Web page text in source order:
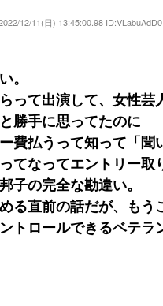
12/11(日) 13:45:00.98 ID:VLabuAdD0
。
って出演して、女性芸
勝手に思ってたのに
費払うって知って「聞
てなってエントリー取
子の完全な勘違い。
る直前の話だが、もう
トロールできるベテラ